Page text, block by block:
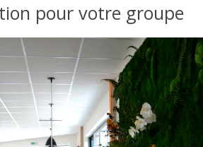
pour votre groupe